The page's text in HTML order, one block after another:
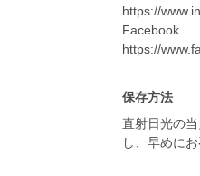
https://
Facebook
https://
保存方法
直射日光の
し、早めに